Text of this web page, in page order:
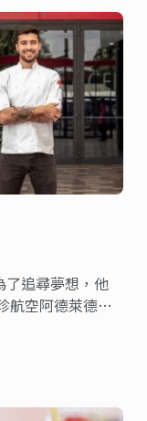
追尋夢想，他
航空阿德萊德娛
和Massimo